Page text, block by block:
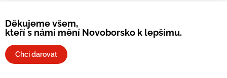
Děkujeme všem,
kteří s námi mění Novoborsko k lepšímu.
Chci darovat